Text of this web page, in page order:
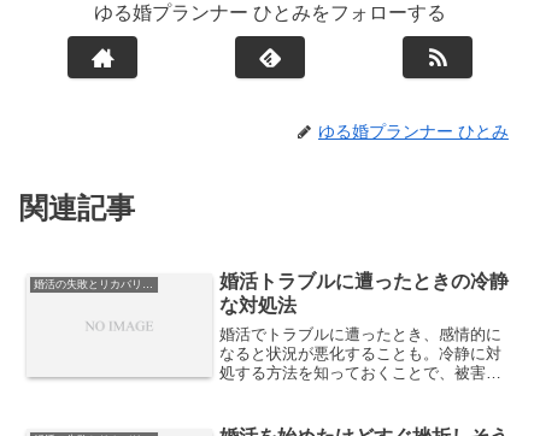
ゆる婚プランナー ひとみをフォローする
ゆる婚プランナー ひとみ
関連記事
婚活の失敗とリカバリー戦略
婚活トラブルに遭ったときの冷静
な対処法
婚活でトラブルに遭ったとき、感情的に
なると状況が悪化することも。冷静に対
処する方法を知っておくことで、被害を